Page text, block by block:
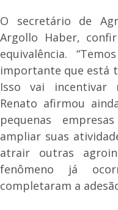
O secretário de
Argollo Haber,
equivalência.
importante que está
Isso vai incentivar
Renato afirmou
pequenas
ampliar suas
atrair outras
fenômeno já
completaram a